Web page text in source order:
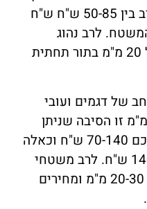
יעלו לרב בין 50-85 ש"ח ש"ח
לרב נהוג
להשתמש במשטח בעובי של 20 מ"מ בתור תחתית
של דגמים ועובי
משתנה מ-10 מ"מ ועד ל-60 מ"מ זו הסיבה שניתן
למצוא משטחי גומי שיעלו לכם 70-140 ש"ח וכאלה
שיגיעו אף למחיר של 140-220 ש"ח. לרב משטחי
גומי מותקנים בעובי שנע בין 20-30 מ"מ ומחירים